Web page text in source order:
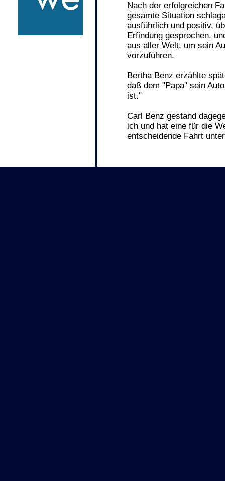
Nach der erfolgreichen
gesamte Situation
ausführlich und positiv,
Erfindung gesprochen,
aus aller Welt, um sein
vorzuführen.
Bertha Benz erzählte
daß dem "Papa" sein
ist."
Carl Benz gestand
ich und hat eine für die
entscheidende Fahrt